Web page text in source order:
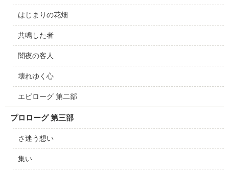
はじまりの花畑
共鳴した者
闇夜の客人
壊れゆく心
エピローグ 第二部
プロローグ 第三部
さ迷う想い
集い